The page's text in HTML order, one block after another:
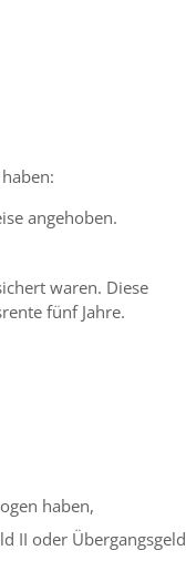
angehoben.
waren. Diese
fünf Jahre.
haben,
II oder Übergangsgeld